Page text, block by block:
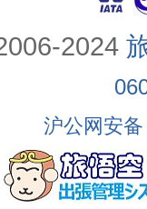
2024
沪公网安